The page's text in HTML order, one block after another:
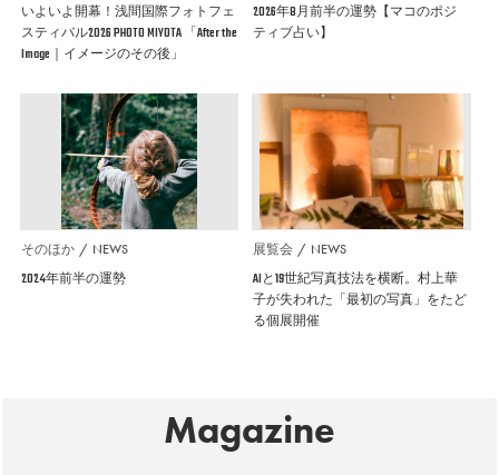
いよいよ開幕！浅間国際フォトフェ
スティバル2026 PHOTO MIYOTA 「After the
Image｜イメージのその後」
2026年8月前半の運勢【マコのポジ
ティブ占い】
そのほか NEWS
2024年前半の運勢
展覧会 NEWS
AIと19世紀写真技法を横断。村上華
子が失われた「最初の写真」をたど
る個展開催
Magazine